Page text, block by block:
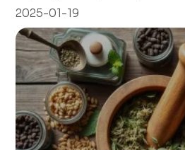
2025-01-19